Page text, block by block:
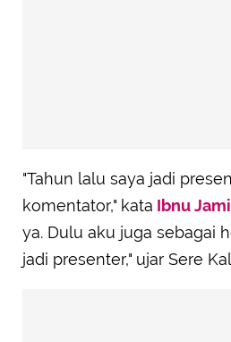
"Tahun lalu saya jadi
komentator," kata Ibnu
ya. Dulu aku juga sebagai
jadi presenter," ujar Sere